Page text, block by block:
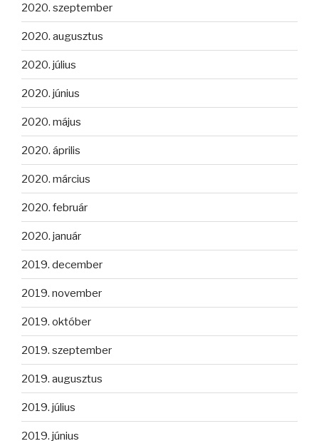
2020. szeptember
2020. augusztus
2020. július
2020. június
2020. május
2020. április
2020. március
2020. február
2020. január
2019. december
2019. november
2019. október
2019. szeptember
2019. augusztus
2019. július
2019. június